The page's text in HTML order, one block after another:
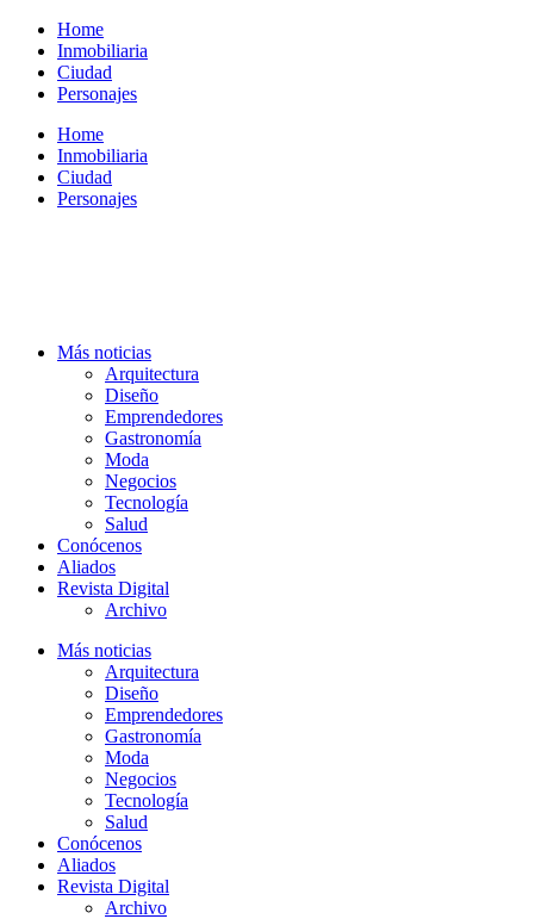
contenido
Home
Inmobiliaria
Ciudad
Personajes
Home
Inmobiliaria
Ciudad
Personajes
Más noticias
Arquitectura
Diseño
Emprendedores
Gastronomía
Moda
Negocios
Tecnología
Salud
Conócenos
Aliados
Revista Digital
Archivo
Más noticias
Arquitectura
Diseño
Emprendedores
Gastronomía
Moda
Negocios
Tecnología
Salud
Conócenos
Aliados
Revista Digital
Archivo